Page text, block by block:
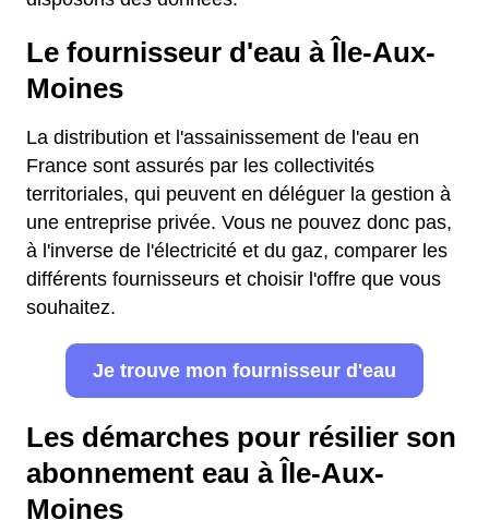
Le fournisseur d'eau à Île-Aux-
Moines
La distribution et l'assainissement de l'eau en
France sont assurés par les collectivités
territoriales, qui peuvent en déléguer la gestion à
une entreprise privée. Vous ne pouvez donc pas,
à l'inverse de l'électricité et du gaz, comparer les
différents fournisseurs et choisir l'offre que vous
souhaitez.
Je trouve mon fournisseur d'eau
Les démarches pour résilier son
abonnement eau à Île-Aux-
Moines